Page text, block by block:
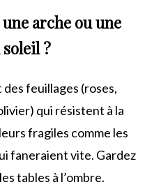
arche ou une
?
feuillages (roses,
qui résistent à la
fragiles comme les
faneraient vite. Gardez
tables à l’ombre.